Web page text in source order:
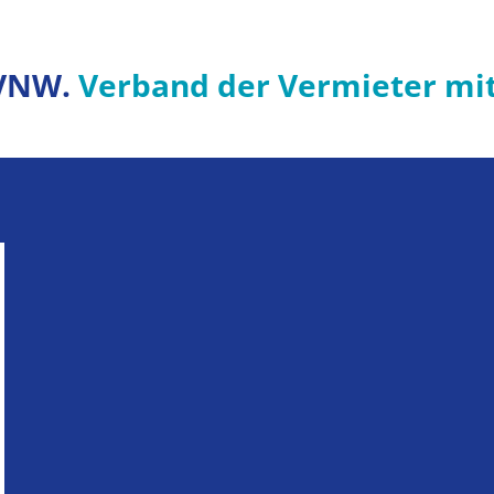
Verband der Vermieter